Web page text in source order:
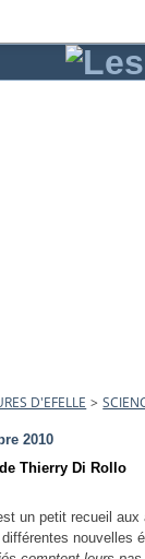
D'EFELLE >
2010
Thierry Di Rollo
un petit recueil
nouvelles